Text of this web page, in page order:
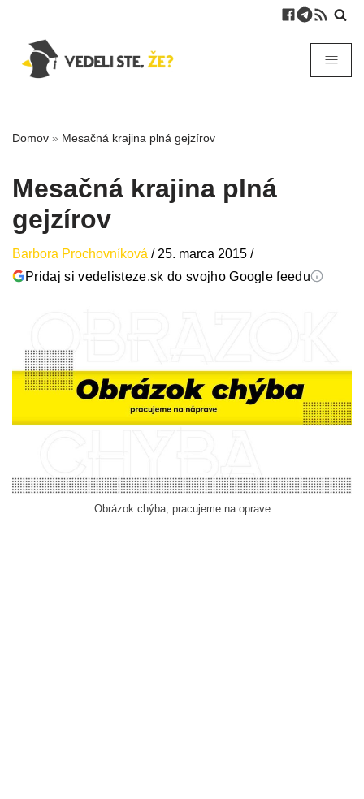
Domov » Mesačná krajina plná gejzírov
Mesačná krajina plná
gejzírov
Barbora Prochovníková / 25. marca 2015 /
Pridaj si vedelisteze.sk do svojho Google feedu
Obrázok chýba, pracujeme na oprave